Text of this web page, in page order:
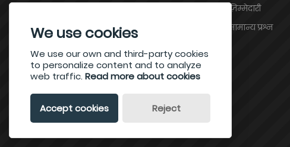
साइट मानचित्र
ज़िम्मेदारी
सामान्य प्रश्न
We use cookies
We use our own and third-party cookies
to personalize content and to analyze
web traffic. Read more about cookies
Accept cookies Reject